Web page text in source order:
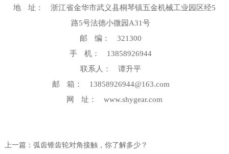
地 址： 浙江省金华市武义县桐琴镇五金机械工业园区经5
路5号法德小微园A31号
邮 编： 321300
手 机： 13858926944
联系人： 谭升平
邮 箱： 13858926944@163.com
网 址： www.shygear.com
上一篇： 弧齿锥齿轮对角接触，你了解多少？